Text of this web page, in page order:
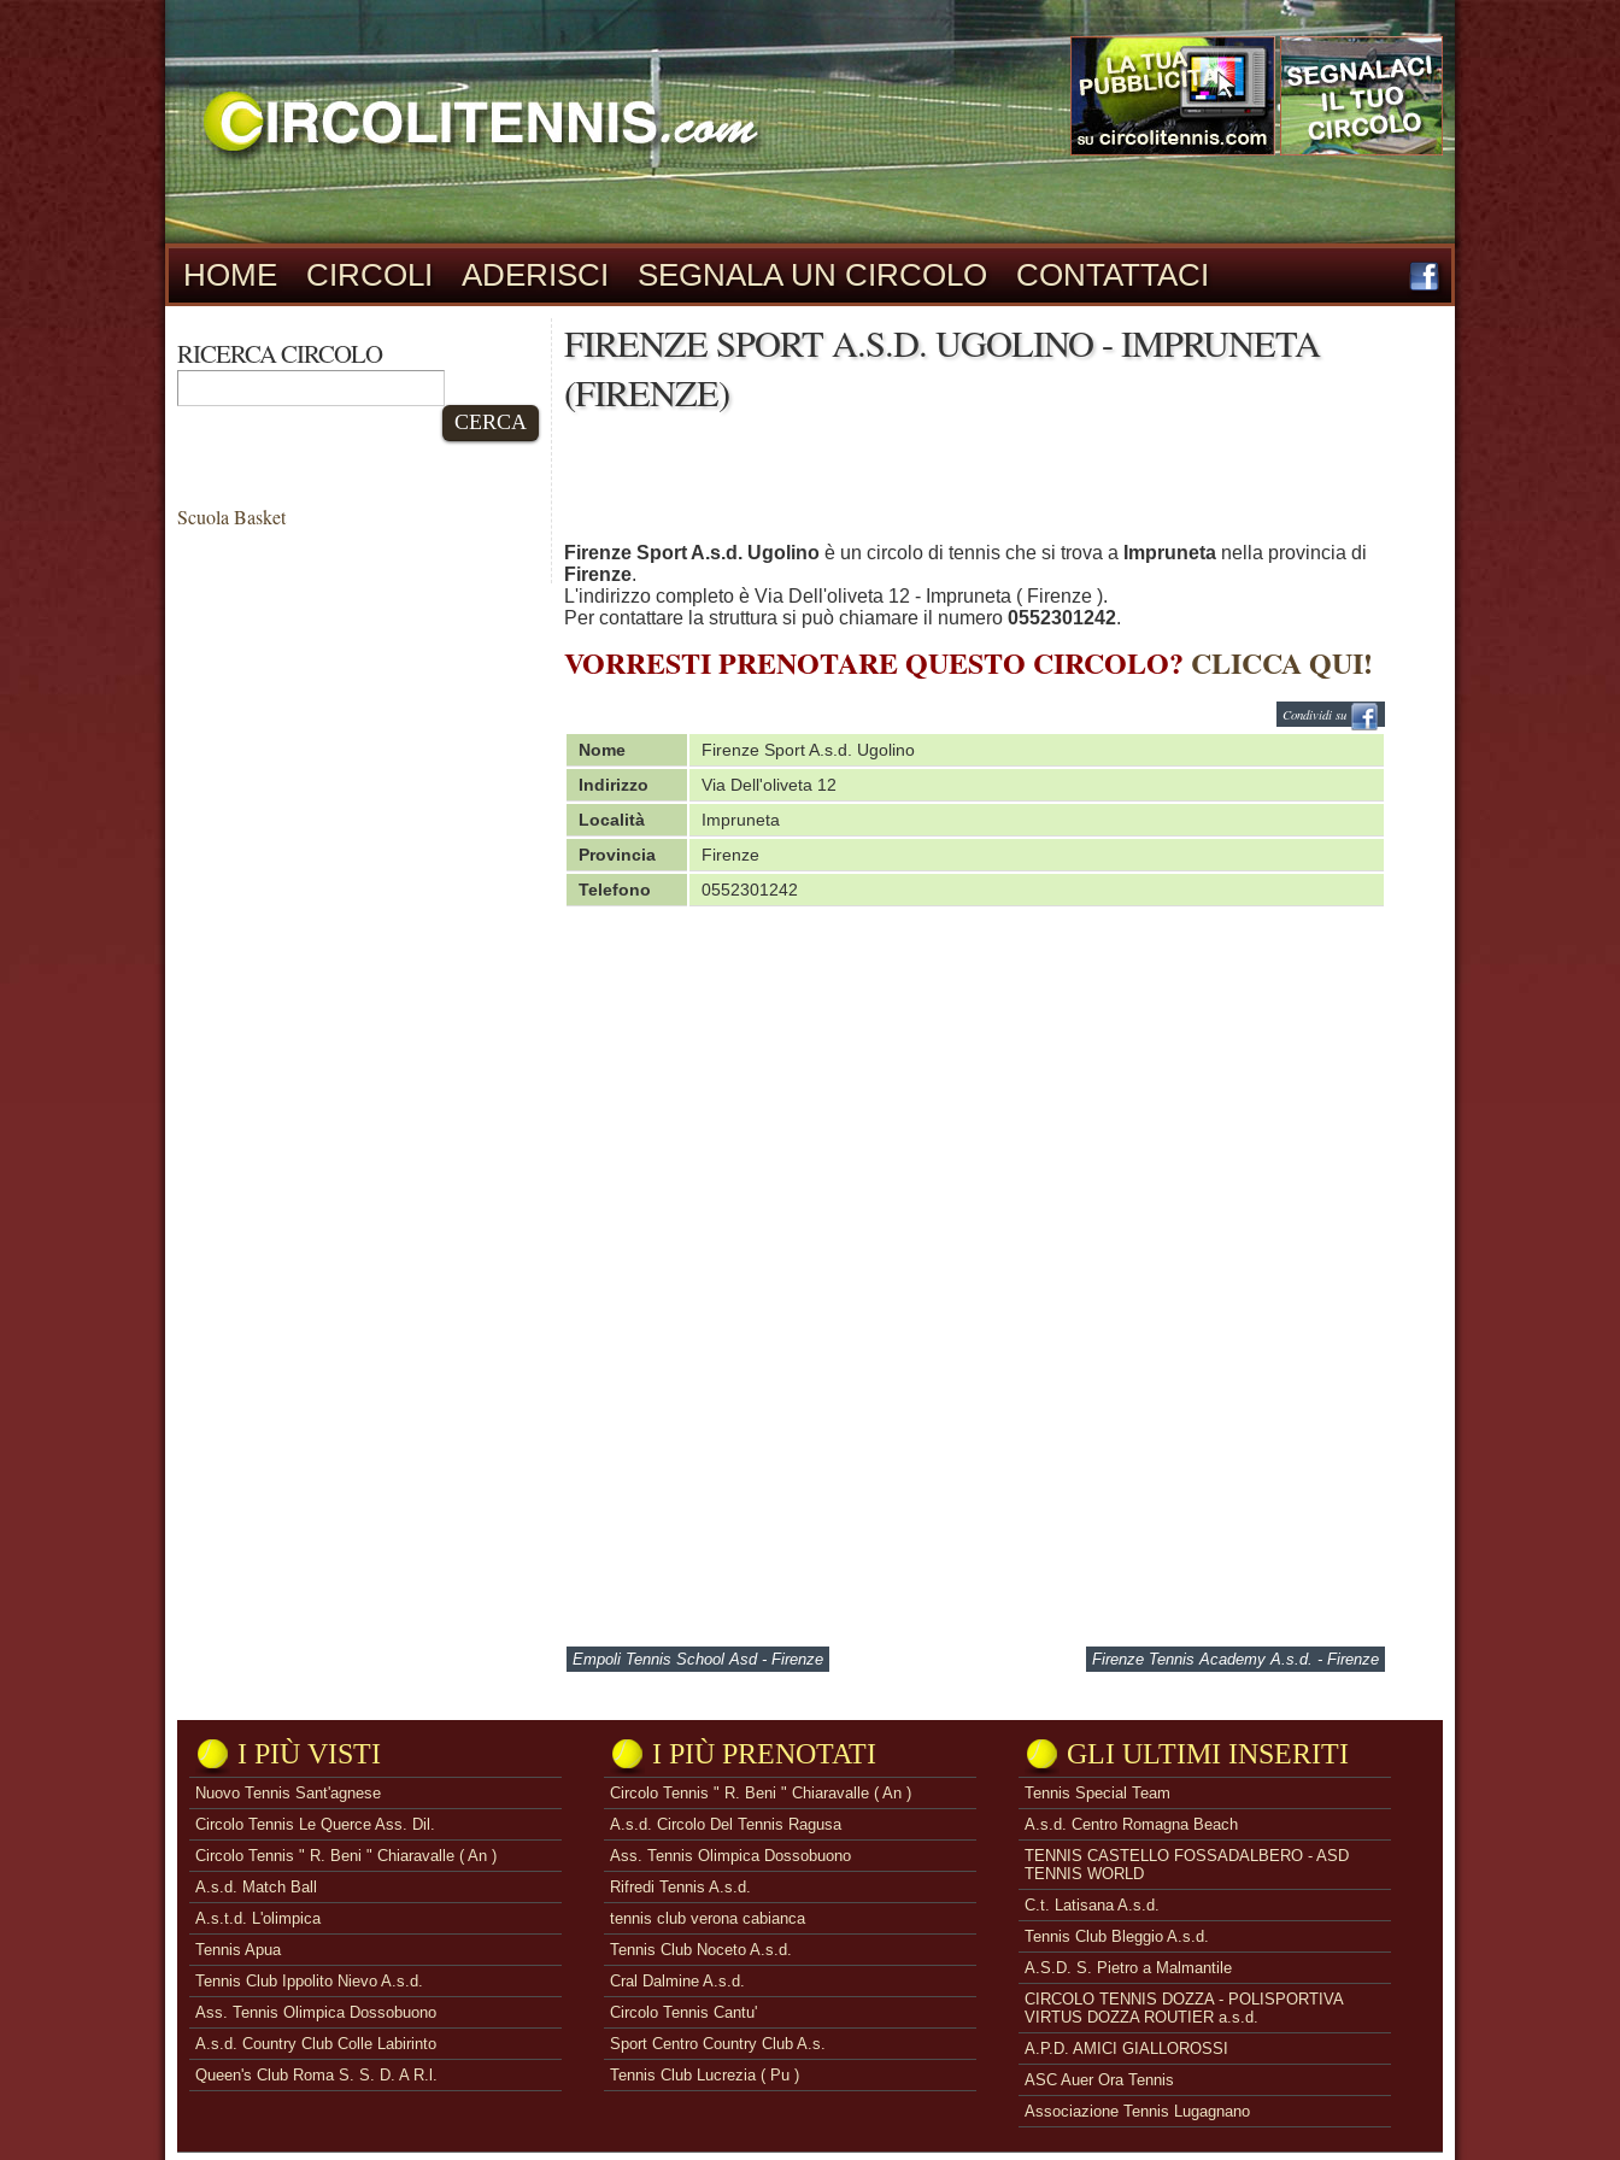
HOME CIRCOLI ADERISCI SEGNALA UN CIRCOLO CONTATTACI
RICERCA CIRCOLO
CERCA
Scuola Basket
FIRENZE SPORT A.S.D. UGOLINO - IMPRUNETA
(FIRENZE)
Firenze Sport A.s.d. Ugolino è un circolo di tennis che si trova a Impruneta nella provincia di
Firenze.
L'indirizzo completo è Via Dell'oliveta 12 - Impruneta ( Firenze ).
Per contattare la struttura si può chiamare il numero 0552301242.
VORRESTI PRENOTARE QUESTO CIRCOLO? CLICCA QUI!
Condividi su
Nome
Firenze Sport A.s.d. Ugolino
Indirizzo
Via Dell'oliveta 12
Località
Impruneta
Provincia
Firenze
Telefono
0552301242
Empoli Tennis School Asd - Firenze Firenze Tennis Academy A.s.d. - Firenze
I PIÙ VISTI
Nuovo Tennis Sant'agnese
Circolo Tennis Le Querce Ass. Dil.
Circolo Tennis " R. Beni " Chiaravalle ( An )
A.s.d. Match Ball
A.s.t.d. L'olimpica
Tennis Apua
Tennis Club Ippolito Nievo A.s.d.
Ass. Tennis Olimpica Dossobuono
A.s.d. Country Club Colle Labirinto
Queen's Club Roma S. S. D. A R.l.
I PIÙ PRENOTATI
Circolo Tennis " R. Beni " Chiaravalle ( An )
A.s.d. Circolo Del Tennis Ragusa
Ass. Tennis Olimpica Dossobuono
Rifredi Tennis A.s.d.
tennis club verona cabianca
Tennis Club Noceto A.s.d.
Cral Dalmine A.s.d.
Circolo Tennis Cantu'
Sport Centro Country Club A.s.
Tennis Club Lucrezia ( Pu )
GLI ULTIMI INSERITI
Tennis Special Team
A.s.d. Centro Romagna Beach
TENNIS CASTELLO FOSSADALBERO - ASD
TENNIS WORLD
C.t. Latisana A.s.d.
Tennis Club Bleggio A.s.d.
A.S.D. S. Pietro a Malmantile
CIRCOLO TENNIS DOZZA - POLISPORTIVA
VIRTUS DOZZA ROUTIER a.s.d.
A.P.D. AMICI GIALLOROSSI
ASC Auer Ora Tennis
Associazione Tennis Lugagnano